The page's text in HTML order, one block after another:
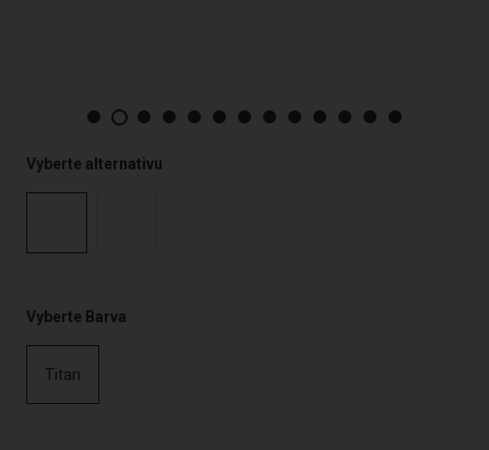
Vyberte alternativu
Vyberte Barva
Titan